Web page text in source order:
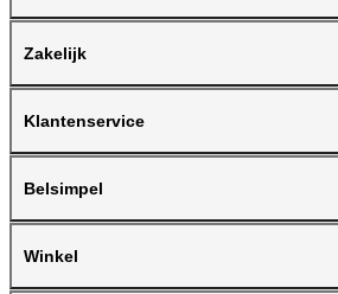
Zakelijk
Klantenservice
Belsimpel
Winkel